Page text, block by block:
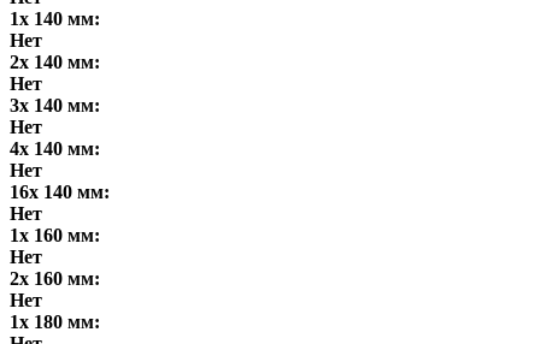
1x 140 мм:
Нет
2x 140 мм:
Нет
3x 140 мм:
Нет
4x 140 мм:
Нет
16x 140 мм:
Нет
1x 160 мм:
Нет
2x 160 мм:
Нет
1x 180 мм: